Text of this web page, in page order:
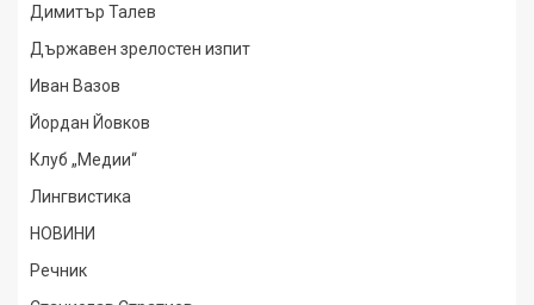
Димитър Талев
Държавен зрелостен изпит
Иван Вазов
Йордан Йовков
Клуб „Медии“
Лингвистика
НОВИНИ
Речник